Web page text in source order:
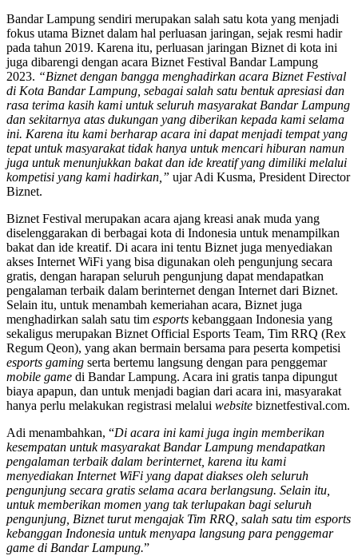
Bandar Lampung sendiri merupakan salah satu kota yang menjadi
fokus utama Biznet dalam hal perluasan jaringan, sejak resmi hadir
pada tahun 2019. Karena itu, perluasan jaringan Biznet di kota ini
juga dibarengi dengan acara Biznet Festival Bandar Lampung
2023. “Biznet dengan bangga menghadirkan acara Biznet Festival
di Kota Bandar Lampung, sebagai salah satu bentuk apresiasi dan
rasa terima kasih kami untuk seluruh masyarakat Bandar Lampung
dan sekitarnya atas dukungan yang diberikan kepada kami selama
ini. Karena itu kami berharap acara ini dapat menjadi tempat yang
tepat untuk masyarakat tidak hanya untuk mencari hiburan namun
juga untuk menunjukkan bakat dan ide kreatif yang dimiliki melalui
kompetisi yang kami hadirkan,” ujar Adi Kusma, President Director
Biznet.
Biznet Festival merupakan acara ajang kreasi anak muda yang
diselenggarakan di berbagai kota di Indonesia untuk menampilkan
bakat dan ide kreatif. Di acara ini tentu Biznet juga menyediakan
akses Internet WiFi yang bisa digunakan oleh pengunjung secara
gratis, dengan harapan seluruh pengunjung dapat mendapatkan
pengalaman terbaik dalam berinternet dengan Internet dari Biznet.
Selain itu, untuk menambah kemeriahan acara, Biznet juga
menghadirkan salah satu tim esports kebanggaan Indonesia yang
sekaligus merupakan Biznet Official Esports Team, Tim RRQ (Rex
Regum Qeon), yang akan bermain bersama para peserta kompetisi
esports gaming serta bertemu langsung dengan para penggemar
mobile game di Bandar Lampung. Acara ini gratis tanpa dipungut
biaya apapun, dan untuk menjadi bagian dari acara ini, masyarakat
hanya perlu melakukan registrasi melalui website biznetfestival.com.
Adi menambahkan, “Di acara ini kami juga ingin memberikan
kesempatan untuk masyarakat Bandar Lampung mendapatkan
pengalaman terbaik dalam berinternet, karena itu kami
menyediakan Internet WiFi yang dapat diakses oleh seluruh
pengunjung secara gratis selama acara berlangsung. Selain itu,
untuk memberikan momen yang tak terlupakan bagi seluruh
pengunjung, Biznet turut mengajak Tim RRQ, salah satu tim esports
kebanggan Indonesia untuk menyapa langsung para penggemar
game di Bandar Lampung.”